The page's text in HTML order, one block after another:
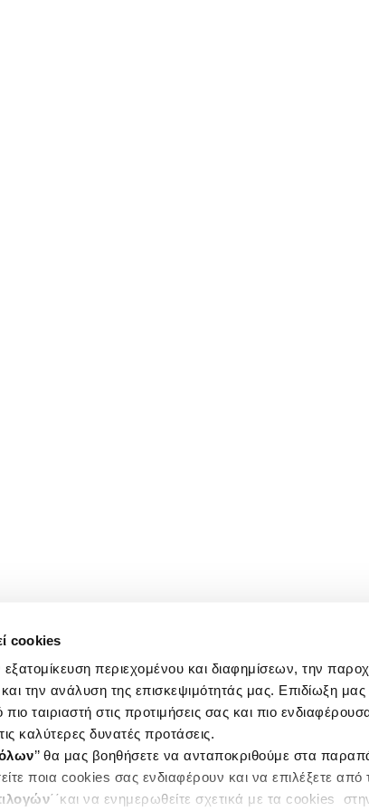
cookies
περιεχομένου και διαφημίσεων, την
την ανάλυση της επισκεψιμότητάς μας. Επιδίωξη μας
ταιριαστή στις προτιμήσεις σας και πιο
καλύτερες δυνατές προτάσεις.
’’ θα μας βοηθήσετε να ανταποκριθούμε στα
ποια cookies σας ενδιαφέρουν και να επιλέξετε από
΄΄και να ενημερωθείτε σχετικά με τα cookies